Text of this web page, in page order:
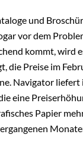
und
vor dem
kommt, wird
die Preise im
Navigator
eine
Papier